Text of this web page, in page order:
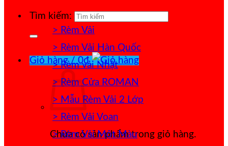
Tìm kiếm:
Giỏ hàng /0₫
Chưa có sản phẩm trong giỏ hàng.
> Rèm Vải
> Rèm Vải Hàn Quốc
> Rèm vải Nhật
> Rèm Cửa ROMAN
> Mẫu Rèm Vải 2 Lớp
> Rèm Vải Voan
> Rèm Vải Một Màu